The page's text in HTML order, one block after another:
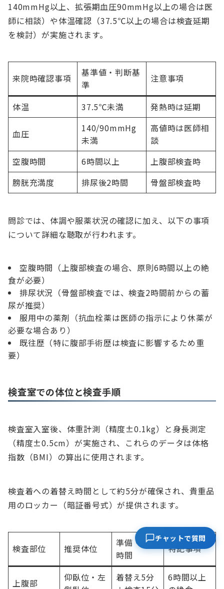
140mmHg以上、拡張期血圧90mmHg以上の場合は医
師に相談）や体温確認（37.5℃以上の場合は検査延期
を検討）が実施されます。
来院時確認事項
基準値・判断基
準
注意事項
体温 37.5℃未満 発熱時は延期
血圧
140/90mmHg
未満
高値時は医師相
談
空腹時間
6時間以上
上腹部検査時
膀胱充満度
排尿後2時間 骨盤部検査時
問診では、体調や服薬状況の確認に加え、以下の事項
について詳細な聴取が行われます。
空腹時間（上腹部検査の場合、原則6時間以上の絶
食が必要）
排尿状況（骨盤部検査では、検査2時間前からの蓄
尿が推奨）
服用中の薬剤（抗血栓薬は医師の指示により休薬が
必要な場合あり）
既往歴（特に腹部手術歴は検査に影響するため重
要）
検査室での体位と検査手順
検査室入室後、体重計測（精度±0.1kg）と身長測定
（精度±0.5cm）が実施され、これらのデータは体格
指数（BMI）の算出に使用されます。
検査着への着替え時間として約5分が確保され、貴重品
用のロッカー（暗証番号式）が提供されます。
検査部位 推奨体位
準備・所要
時間
特記事項
上腹部
仰臥位・左
着替え5分
6時間以上
チャットで質問